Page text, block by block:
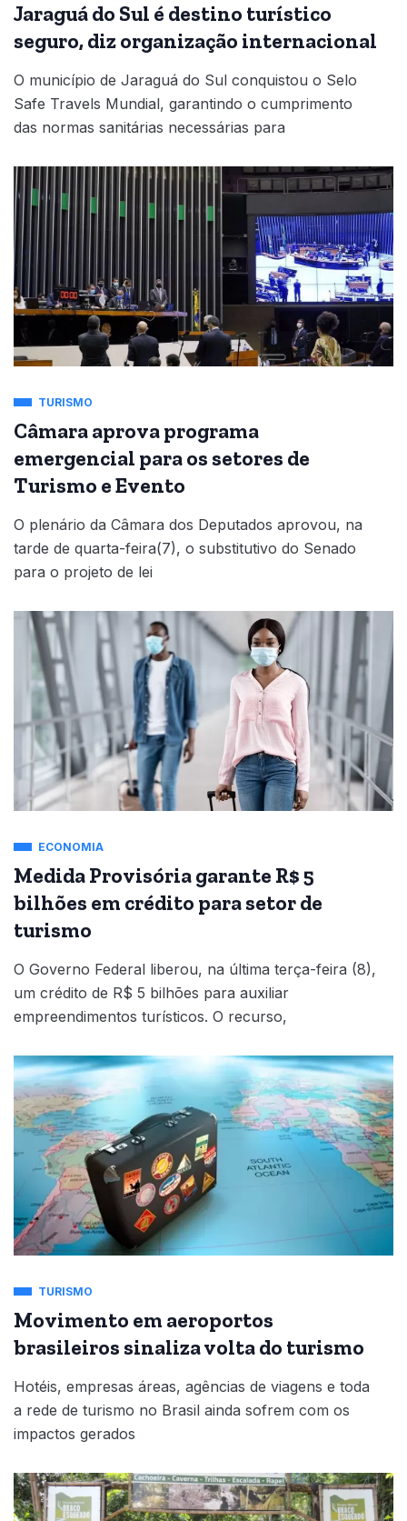
Jaraguá do Sul é destino turístico
seguro, diz organização internacional
O município de Jaraguá do Sul conquistou o Selo
Safe Travels Mundial, garantindo o cumprimento
das normas sanitárias necessárias para
TURISMO
Câmara aprova programa
emergencial para os setores de
Turismo e Evento
O plenário da Câmara dos Deputados aprovou, na
tarde de quarta-feira(7), o substitutivo do Senado
para o projeto de lei
ECONOMIA
Medida Provisória garante R$ 5
bilhões em crédito para setor de
turismo
O Governo Federal liberou, na última terça-feira (8),
um crédito de R$ 5 bilhões para auxiliar
empreendimentos turísticos. O recurso,
TURISMO
Movimento em aeroportos
brasileiros sinaliza volta do turismo
Hotéis, empresas áreas, agências de viagens e toda
a rede de turismo no Brasil ainda sofrem com os
impactos gerados